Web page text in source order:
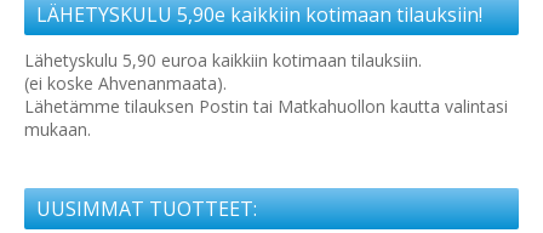
LÄHETYSKULU 5,90e kaikkiin kotimaan tilauksiin!
Lähetyskulu 5,90 euroa kaikkiin kotimaan tilauksiin.
(ei koske Ahvenanmaata).
Lähetämme tilauksen Postin tai Matkahuollon kautta valintasi
mukaan.
UUSIMMAT TUOTTEET: